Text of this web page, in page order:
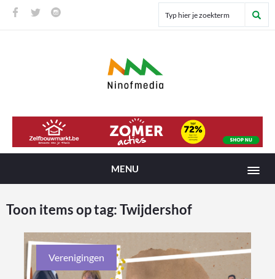
MENU
Toon items op tag:Twijdershof
Verenigingen